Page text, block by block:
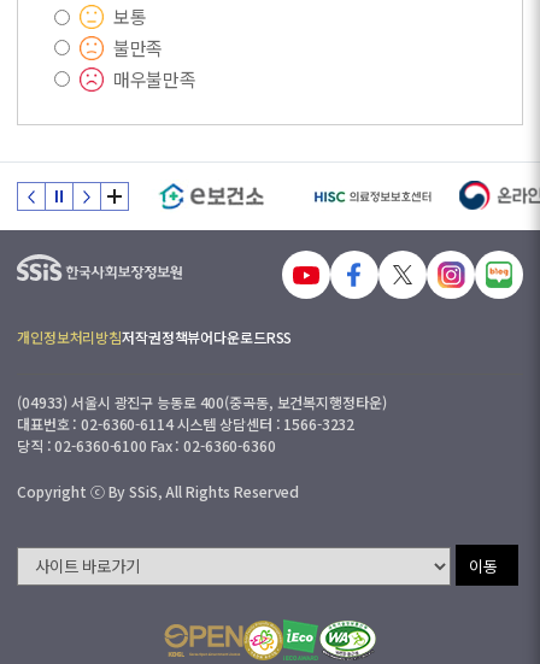
보통
불만족
매우불만족
개인정보처리방침저작권정책뷰어다운로드RSS
(04933) 서울시 광진구 능동로 400(중곡동, 보건복지행정타운)
대표번호 : 02-6360-6114 시스템 상담센터 : 1566-3232
당직 : 02-6360-6100 Fax : 02-6360-6360
Copyright ⓒ By SSiS, All Rights Reserved
이동